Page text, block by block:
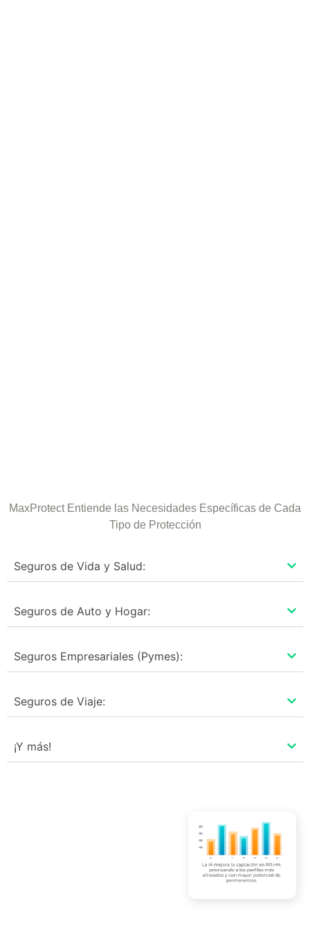
MaxProtect Entiende las Necesidades Específicas de Cada
Tipo de Protección
Seguros de Vida y Salud:
Seguros de Auto y Hogar:
Seguros Empresariales (Pymes):
Seguros de Viaje:
¡Y más!